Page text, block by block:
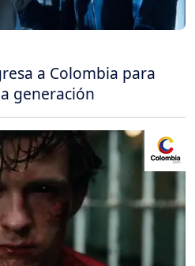
a Colombia para
generación